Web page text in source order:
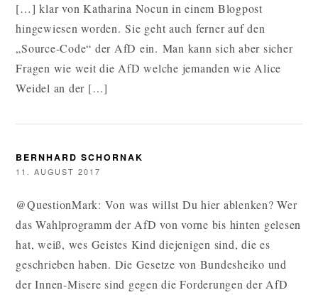
[…] klar von Katharina Nocun in einem Blogpost
hingewiesen worden. Sie geht auch ferner auf den
„Source-Code“ der AfD ein. Man kann sich aber sicher
Fragen wie weit die AfD welche jemanden wie Alice
Weidel an der […]
BERNHARD SCHORNAK
11. AUGUST 2017
@QuestionMark: Von was willst Du hier ablenken? Wer
das Wahlprogramm der AfD von vorne bis hinten gelesen
hat, weiß, wes Geistes Kind diejenigen sind, die es
geschrieben haben. Die Gesetze von Bundesheiko und
der Innen-Misere sind gegen die Forderungen der AfD